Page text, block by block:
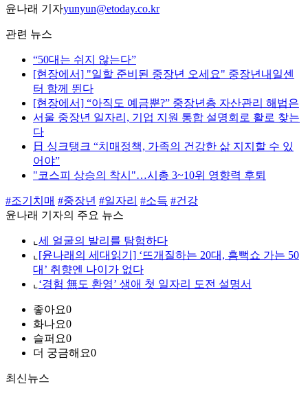
윤나래 기자yunyun@etoday.co.kr
관련 뉴스
“50대는 쉬지 않는다”
[현장에서] "일할 준비된 중장년 오세요" 중장년내일센
터 함께 뛴다
[현장에서] “아직도 예금뿐?” 중장년층 자산관리 해법은
서울 중장년 일자리, 기업 지원 통합 설명회로 활로 찾는
다
日 싱크탱크 “치매정책, 가족의 건강한 삶 지지할 수 있
어야”
"코스피 상승의 착시"…시총 3~10위 영향력 후퇴
#조기치매 #중장년 #일자리 #소득 #건강
윤나래 기자의 주요 뉴스
⌞ 세 얼굴의 발리를 탐험하다
⌞ [윤나래의 세대읽기] ‘뜨개질하는 20대, 흠뻑쇼 가는 50
대’ 취향엔 나이가 없다
⌞ ‘경험 無도 환영’ 생애 첫 일자리 도전 설명서
좋아요0
화나요0
슬퍼요0
더 궁금해요0
최신뉴스